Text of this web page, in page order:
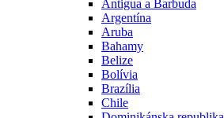
Antigua a Barbuda
Argentína
Aruba
Bahamy
Belize
Bolívia
Brazília
Chile